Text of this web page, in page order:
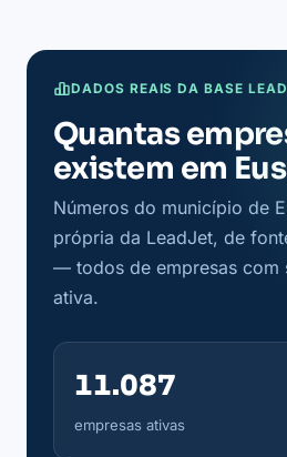
DADOS REAIS DA BASE
Quantas
existem em
Números do município de
própria da LeadJet, de
— todos de empresas com
ativa.
11.087
empresas ativas